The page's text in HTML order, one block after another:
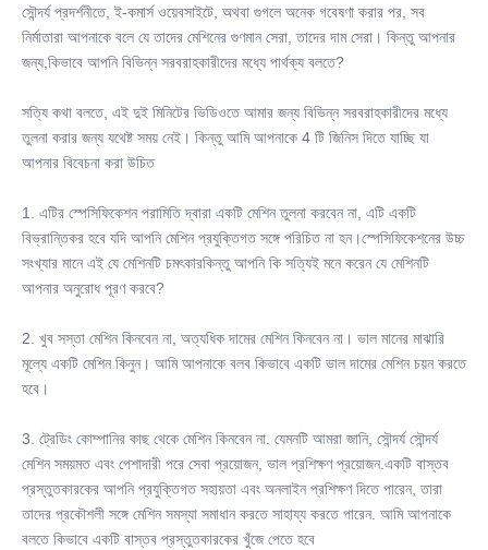
Beauty Salon Equipment:
মহিলাদের জন্য সৌন্দর্য পণ্যের জন্য 50% ডিসকাউন্ট 3D ডায়োড লেজার
4 Wave Hair Removal Laser Color:
আপনার পছন্দ হিসাবে সাদা, ধূসর, নীল, সবুজ, হলুদ, লাল এবং অন্যান্য
Software Languages:
ইংরেজি, স্প্যানিশ, পর্তুগিজ, ইতালিয়ান, জার্মান
সৌন্দর্য ব্যক্তিগত যত্ন 4K লেজার চুল অপসারণ মেশিন
Double Cooling System:
জল+বায়ু+A/C+TEC কুলিং
Big Treatment Spot 4Cm2:
Diode Laser Training:
বিস্তারিত ব্যবহারকারী ম্যানুয়াল+ডিভিডি ভিডিও+অনলাইন প্রশিক্ষণ
KM Laser Warranty:
USA Coherent Diode Laser Bars:
2400W 2000W 1800W 1600W 1200W 1000W 800W
600W
Medical Grade Quality Certificate:
CE ISO13485 TGA MDSAP অনুমোদিত
সৌন্দর্য প্রদর্শনীতে, ই-কমার্স ওয়েবসাইটে, অথবা গুগলে অনেক গবেষণা করার পর, সব
নির্মাতারা আপনাকে বলে যে তাদের মেশিনের গুণমান সেরা, তাদের দাম সেরা। কিন্তু আপনার
জন্য,কিভাবে আপনি বিভিন্ন সরবরাহকারীদের মধ্যে পার্থক্য বলতে?
সত্যি কথা বলতে, এই দুই মিনিটের ভিডিওতে আমার জন্য বিভিন্ন সরবরাহকারীদের মধ্যে
তুলনা করার জন্য যথেষ্ট সময় নেই। কিন্তু আমি আপনাকে 4 টি জিনিস দিতে যাচ্ছি যা
আপনার বিবেচনা করা উচিত
1. এটির স্পেসিফিকেশন পরামিতি দ্বারা একটি মেশিন তুলনা করবেন না, এটি একটি
বিভ্রান্তিকর হবে যদি আপনি মেশিন প্রযুক্তিগত সঙ্গে পরিচিত না হন।স্পেসিফিকেশনের উচ্চ
সংখ্যার মানে এই যে মেশিনটি চমৎকারকিন্তু আপনি কি সত্যিই মনে করেন যে মেশিনটি
আপনার অনুরোধ পূরণ করবে?
2. খুব সস্তা মেশিন কিনবেন না, অত্যধিক দামের মেশিন কিনবেন না। ভাল মানের মাঝারি
মূল্যে একটি মেশিন কিনুন। আমি আপনাকে বলব কিভাবে একটি ভাল দামের মেশিন চয়ন করতে
হবে।
3. ট্রেডিং কোম্পানির কাছ থেকে মেশিন কিনবেন না. যেমনটি আমরা জানি, সৌন্দর্য সৌন্দর্য
মেশিন সময়মত এবং পেশাদারী পরে সেবা প্রয়োজন, ভাল প্রশিক্ষণ প্রয়োজন.একটি বাস্তব
প্রস্তুতকারকের আপনি প্রযুক্তিগত সহায়তা এবং অনলাইন প্রশিক্ষণ দিতে পারেন, তারা
তাদের প্রকৌশলী সঙ্গে মেশিন সমস্যা সমাধান করতে সাহায্য করতে পারেন. আমি আপনাকে
বলতে কিভাবে একটি বাস্তব প্রস্তুতকারকের খুঁজে পেতে হবে